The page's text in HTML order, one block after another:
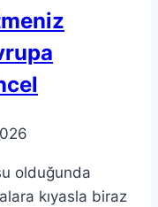
olduğunda
kıyasla biraz